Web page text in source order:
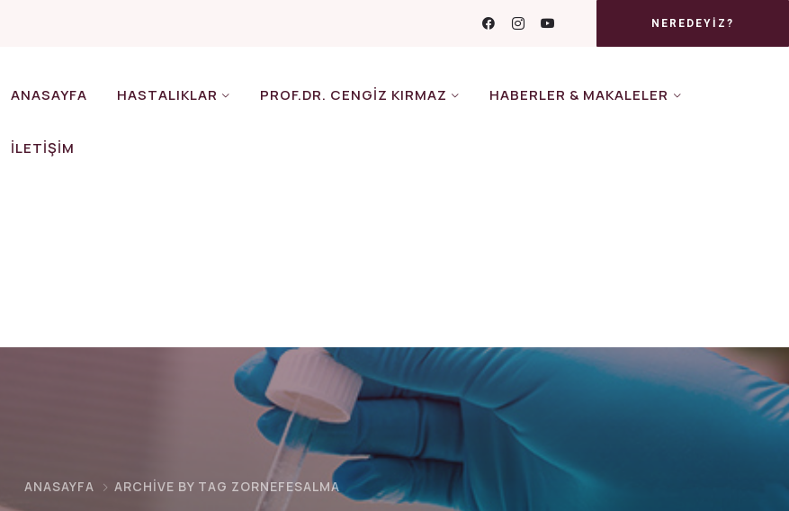
NEREDEYIZ?
ANASAYFA HASTALIKLAR PROF.DR. CENGIZ KIRMAZ HABERLER & MAKALELER
İLETIŞIM
ANASAYFA ARCHIVE BY TAG ZORNEFESALMA